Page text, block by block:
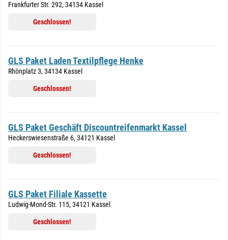
Frankfurter Str. 292, 34134 Kassel
Geschlossen!
GLS Paket Laden Textilpflege Henke
Rhönplatz 3, 34134 Kassel
Geschlossen!
GLS Paket Geschäft Discountreifenmarkt Kassel
Heckerswiesenstraße 6, 34121 Kassel
Geschlossen!
GLS Paket Filiale Kassette
Ludwig-Mond-Str. 115, 34121 Kassel
Geschlossen!